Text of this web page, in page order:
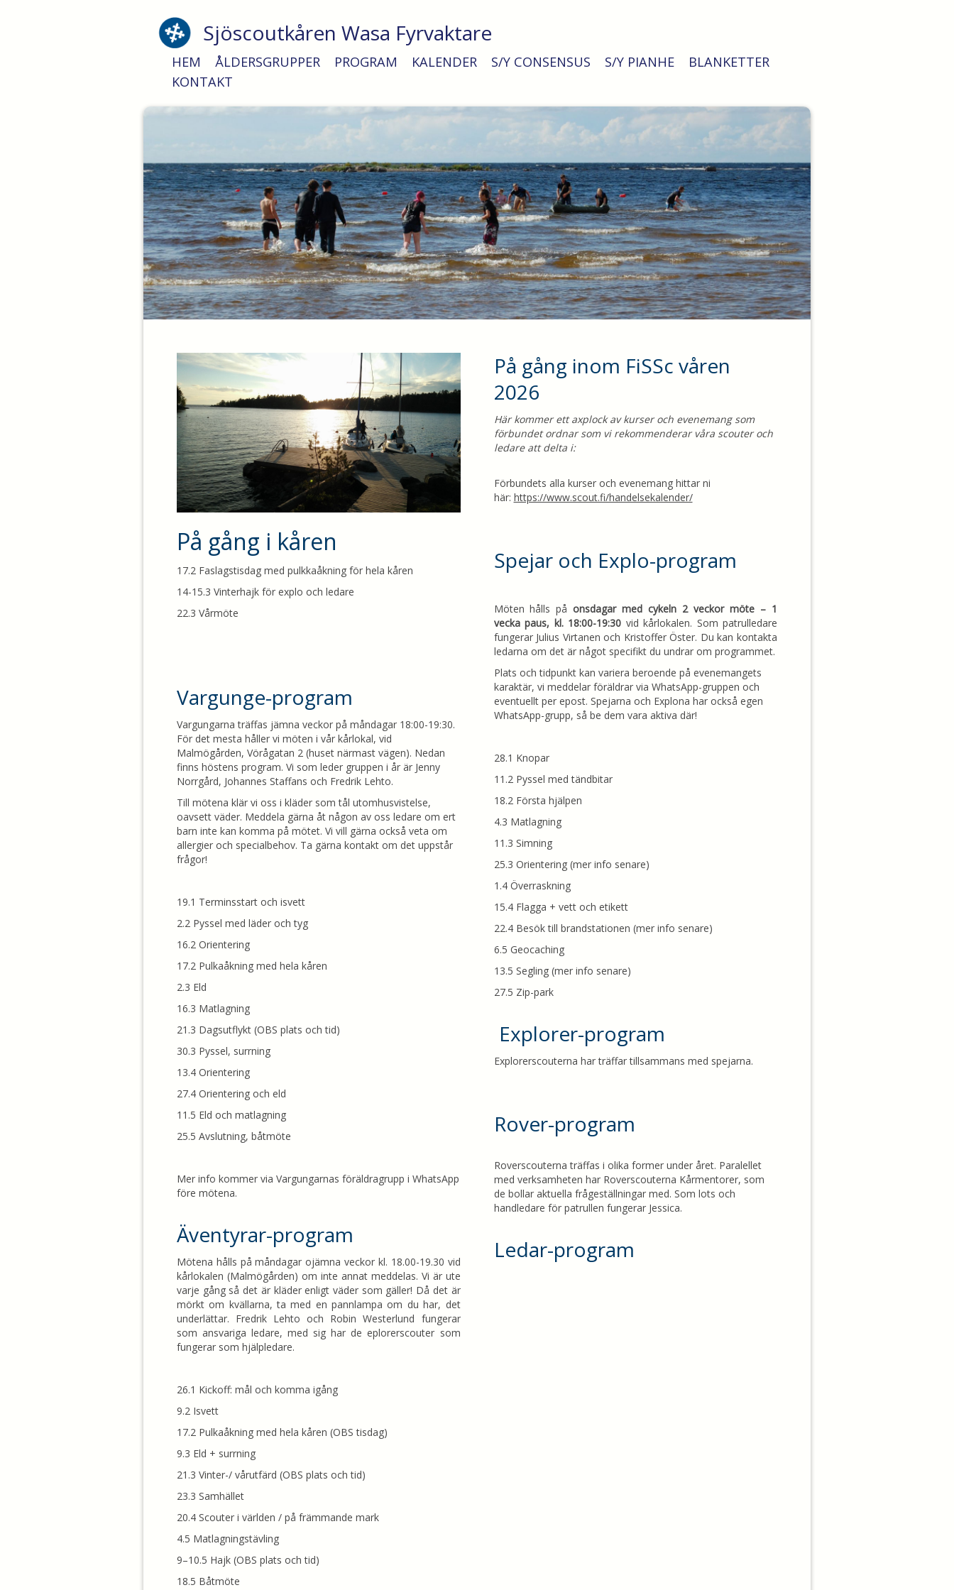
Sjöscoutkåren Wasa Fyrvaktare
HEM ÅLDERSGRUPPER PROGRAM KALENDER S/Y CONSENSUS S/Y PIANHE
BLANKETTER
KONTAKT
På gång i kåren
17.2 Faslagstisdag med pulkkaåkning för hela kåren
14-15.3 Vinterhajk för explo och ledare
22.3 Vårmöte
Vargunge-program
Vargungarna träffas jämna veckor på måndagar 18:00-19:30.
För det mesta håller vi möten i vår kårlokal, vid
Malmögården, Vörågatan 2 (huset närmast vägen). Nedan
finns höstens program. Vi som leder gruppen i år är Jenny
Norrgård, Johannes Staffans och Fredrik Lehto.
Till mötena klär vi oss i kläder som tål utomhusvistelse,
oavsett väder. Meddela gärna åt någon av oss ledare om ert
barn inte kan komma på mötet. Vi vill gärna också veta om
allergier och specialbehov. Ta gärna kontakt om det uppstår
frågor!
19.1 Terminsstart och isvett
2.2 Pyssel med läder och tyg
16.2 Orientering
17.2 Pulkaåkning med hela kåren
2.3 Eld
16.3 Matlagning
21.3 Dagsutflykt (OBS plats och tid)
30.3 Pyssel, surrning
13.4 Orientering
27.4 Orientering och eld
11.5 Eld och matlagning
25.5 Avslutning, båtmöte
Mer info kommer via Vargungarnas föräldragrupp i WhatsApp
före mötena.
Äventyrar-program
Mötena hålls på måndagar ojämna veckor kl. 18.00-19.30 vid
kårlokalen (Malmögården) om inte annat meddelas. Vi är ute
varje gång så det är kläder enligt väder som gäller! Då det är
mörkt om kvällarna, ta med en pannlampa om du har, det
underlättar. Fredrik Lehto och Robin Westerlund fungerar
som ansvariga ledare, med sig har de eplorerscouter som
fungerar som hjälpledare.
26.1 Kickoff: mål och komma igång
9.2 Isvett
17.2 Pulkaåkning med hela kåren (OBS tisdag)
9.3 Eld + surrning
21.3 Vinter-/ vårutfärd (OBS plats och tid)
23.3 Samhället
20.4 Scouter i världen / på främmande mark
4.5 Matlagningstävling
9–10.5 Hajk (OBS plats och tid)
18.5 Båtmöte
På gång inom FiSSc våren
2026
Här kommer ett axplock av kurser och evenemang som
förbundet ordnar som vi rekommenderar våra scouter och
ledare att delta i:
Förbundets alla kurser och evenemang hittar ni
här: https://www.scout.fi/handelsekalender/
Spejar och Explo-program
Möten hålls påonsdagar med cykeln 2 veckor möte – 1
vecka paus, kl. 18:00-19:30 vid kårlokalen. Som patrulledare
fungerar Julius Virtanen och Kristoffer Öster. Du kan kontakta
ledarna om det är något specifikt du undrar om programmet.
Plats och tidpunkt kan variera beroende på evenemangets
karaktär, vi meddelar föräldrar via WhatsApp-gruppen och
eventuellt per epost. Spejarna och Explona har också egen
WhatsApp-grupp, så be dem vara aktiva där!
28.1 Knopar
11.2 Pyssel med tändbitar
18.2 Första hjälpen
4.3 Matlagning
11.3 Simning
25.3 Orientering (mer info senare)
1.4 Överraskning
15.4 Flagga + vett och etikett
22.4 Besök till brandstationen (mer info senare)
6.5 Geocaching
13.5 Segling (mer info senare)
27.5 Zip-park
Explorer-program
Explorerscouterna har träffar tillsammans med spejarna.
Rover-program
Roverscouterna träffas i olika former under året. Paralellet
med verksamheten har Roverscouterna Kårmentorer, som
de bollar aktuella frågeställningar med. Som lots och
handledare för patrullen fungerar Jessica.
Ledar-program